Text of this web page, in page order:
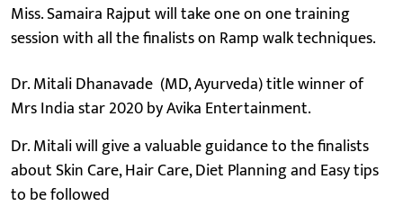
Miss. Samaira Rajput will take one on one training
session with all the finalists on Ramp walk techniques.
Dr. Mitali Dhanavade (MD, Ayurveda) title winner of
Mrs India star 2020 by Avika Entertainment.
Dr. Mitali will give a valuable guidance to the finalists
about Skin Care, Hair Care, Diet Planning and Easy tips
to be followed